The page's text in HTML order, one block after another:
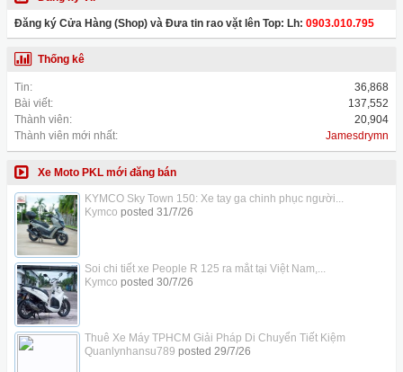
Đăng ký Cửa Hàng (Shop) và Đưa tin rao vặt lên Top: Lh: 0903.010.795
Thống kê
Tin:
36,868
Bài viết:
137,552
Thành viên:
20,904
Thành viên mới nhất:
Jamesdrymn
Xe Moto PKL mới đăng bán
KYMCO Sky Town 150: Xe tay ga chinh phục người...
Kymco posted 31/7/26
Soi chi tiết xe People R 125 ra mắt tại Việt Nam,...
Kymco posted 30/7/26
Thuê Xe Máy TPHCM Giải Pháp Di Chuyển Tiết Kiệm
Quanlynhansu789 posted 29/7/26